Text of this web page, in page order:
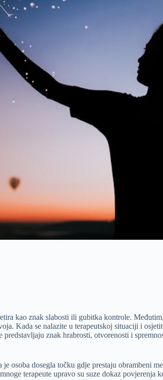
kao znak slabosti ili gubitka kontrole.
Kada se nalazite u terapeutskoj situaciji i
znak hrabrosti, otvorenosti i
osoba dosegla točku gdje prestaju obrambeni
terapeute upravo su suze dokaz